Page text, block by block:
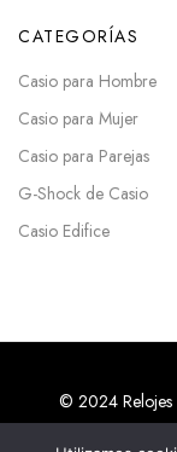
CATEGORÍAS
Casio para Hombre
Casio para Mujer
Casio para Parejas
G-Shock de Casio
Casio Edifice
© 2024 Relojes